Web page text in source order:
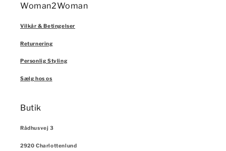
Woman2Woman
Vilkår & Betingelser
Returnering
Personlig Styling
Sælg hos os
Butik
Rådhusvej 3
2920 Charlottenlund